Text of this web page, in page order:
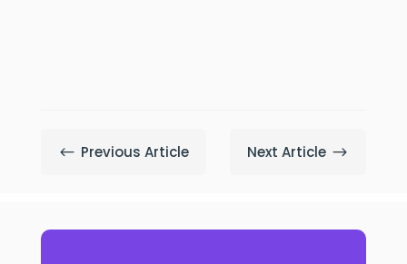
# Previous Article Next Article $